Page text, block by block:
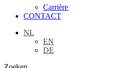
Carrière
CONTACT
NL
EN
DE